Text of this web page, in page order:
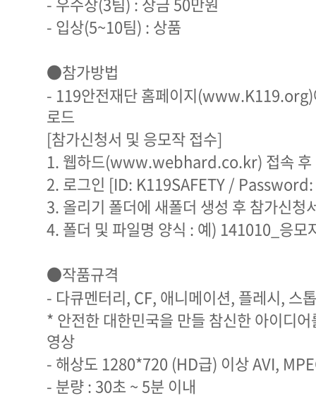
- 입상(5~10팀) : 상품
●참가방법
- 119안전재단 홈페이지(www.K119.org)
로드
[참가신청서 및 응모작 접수]
1. 웹하드(www.webhard.co.kr) 접속 후
2. 로그인 [ID: K119SAFETY /
3. 올리기 폴더에 새폴더 생성 후 참가신청
4. 폴더 및 파일명 양식 : 예) 141010_응모
●작품규격
- 다큐멘터리, CF, 애니메이션, 플레시, 스
* 안전한 대한민국을 만들 참신한 아이디
영상
- 해상도 1280*720 (HD급) 이상 AVI,
- 분량 : 30초 ~ 5분 이내